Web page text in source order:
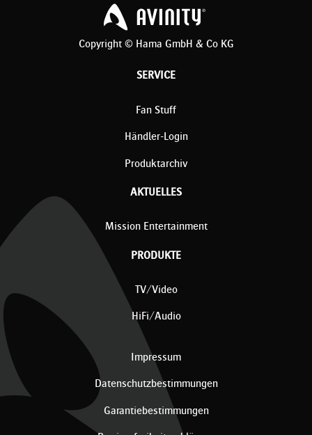
Copyright © Hama GmbH & Co KG
SERVICE
Fan Stuff
Händler-Login
Produktarchiv
AKTUELLES
Mission Entertainment
PRODUKTE
TV/Video
HiFi/Audio
Impressum
Datenschutzbestimmungen
Garantiebestimmungen